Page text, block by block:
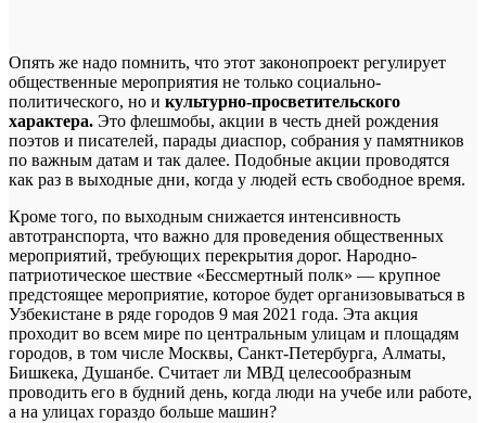
Опять же надо помнить, что этот законопроект регулирует
общественные мероприятия не только социально-
политического, но и культурно-просветительского
характера. Это флешмобы, акции в честь дней рождения
поэтов и писателей, парады диаспор, собрания у памятников
по важным датам и так далее. Подобные акции проводятся
как раз в выходные дни, когда у людей есть свободное время.
Кроме того, по выходным снижается интенсивность
автотранспорта, что важно для проведения общественных
мероприятий, требующих перекрытия дорог. Народно-
патриотическое шествие «Бессмертный полк» — крупное
предстоящее мероприятие, которое будет организовываться в
Узбекистане в ряде городов 9 мая 2021 года. Эта акция
проходит во всем мире по центральным улицам и площадям
городов, в том числе Москвы, Санкт-Петербурга, Алматы,
Бишкека, Душанбе. Считает ли МВД целесообразным
проводить его в будний день, когда люди на учебе или работе,
а на улицах гораздо больше машин?